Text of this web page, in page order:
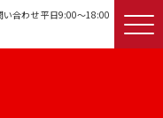
い合わせ 平日9:00〜18:00